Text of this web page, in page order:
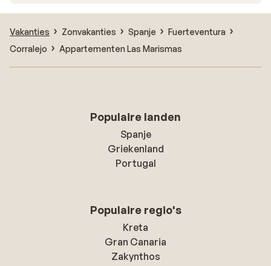
Vakanties Zonvakanties Spanje
Fuerteventura
Corralejo
Appartementen Las Marismas
Populaire landen
Spanje
Griekenland
Portugal
Populaire regio's
Kreta
Gran Canaria
Zakynthos